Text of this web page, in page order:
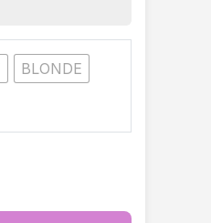
BLONDE